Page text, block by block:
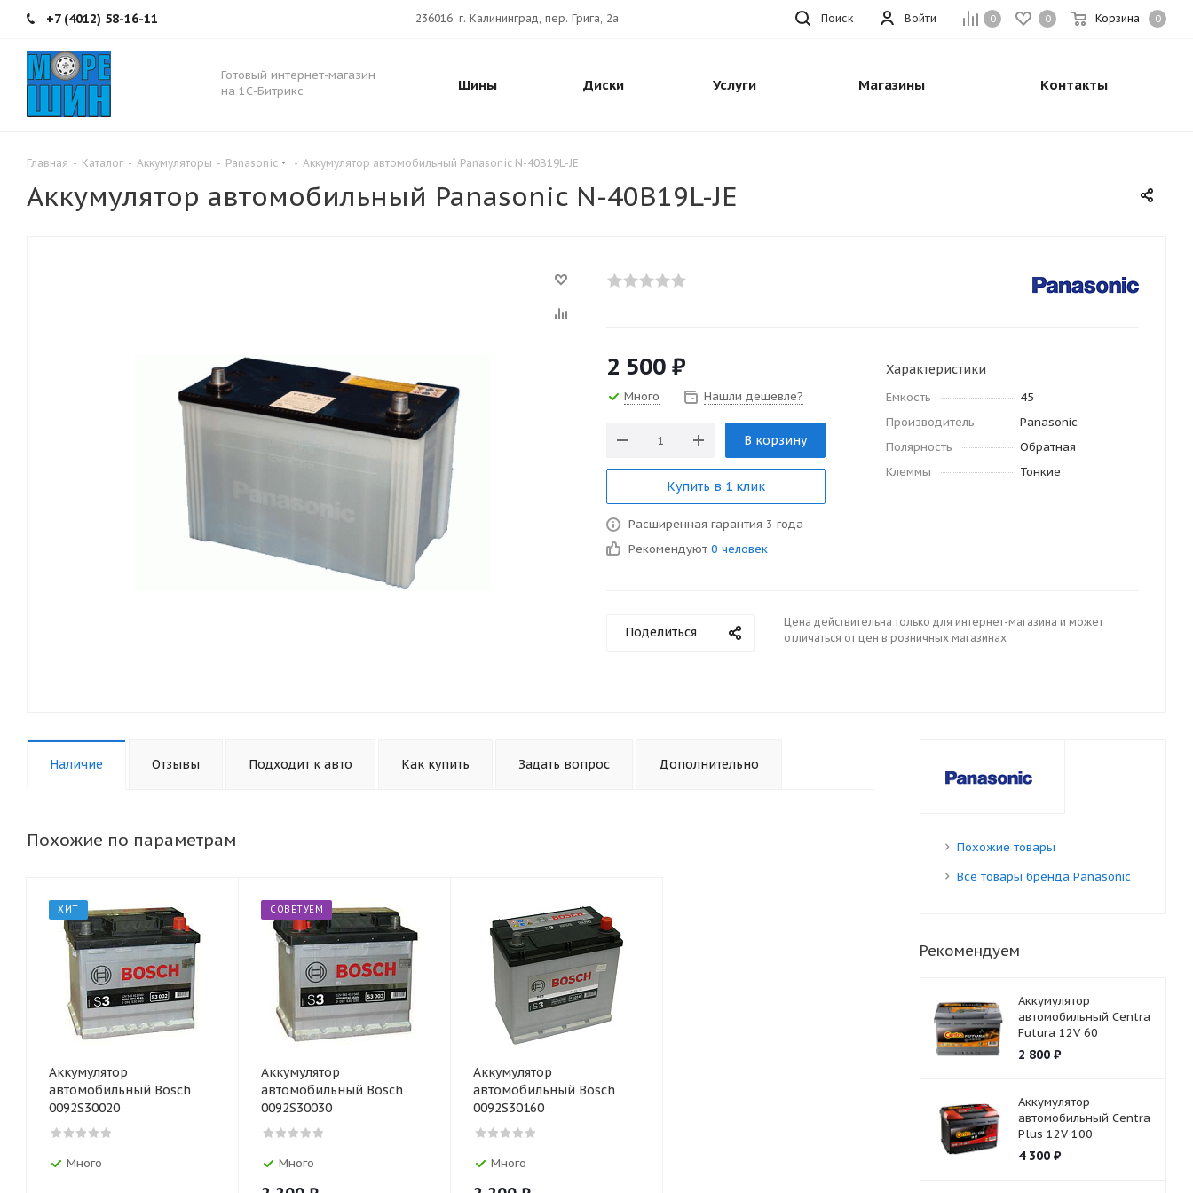
+7 (4012) 58-16-11 0 0 Корзина 0
Войти
236016, г. Калининград, пер. Грига, 2а Поиск
Готовый интернет-магазин
на 1С-Битрикс
Шины Диски Услуги Магазины Контакты
Главная - Каталог - Аккумуляторы - Panasonic - Аккумулятор автомобильный Panasonic N-40В19L-JE
Аккумулятор автомобильный Panasonic N-40В19L-JE
2 500 ₽
Много Нашли дешевле?
В корзину
Купить в 1 клик
Расширенная гарантия 3 года
Рекомендуют 0 человек
Характеристики
Емкость
45
Производитель
Panasonic
Полярность
Обратная
Клеммы
Тонкие
Поделиться
Цена действительна только для интернет-магазина и может
отличаться от цен в розничных магазинах
Наличие Отзывы Подходит к авто Как купить Задать вопрос Дополнительно
Похожие по параметрам
ХИТ
Аккумулятор
автомобильный Bosch
0092S30020
Много
СОВЕТУЕМ
Аккумулятор
автомобильный Bosch
0092S30030
Много
Аккумулятор
автомобильный Bosch
0092S30160
Много
Похожие товары
Все товары бренда Panasonic
Рекомендуем
Аккумулятор
автомобильный Centra
Futura 12V 60
2 800₽
Аккумулятор
автомобильный Centra
Plus 12V 100
4 300₽